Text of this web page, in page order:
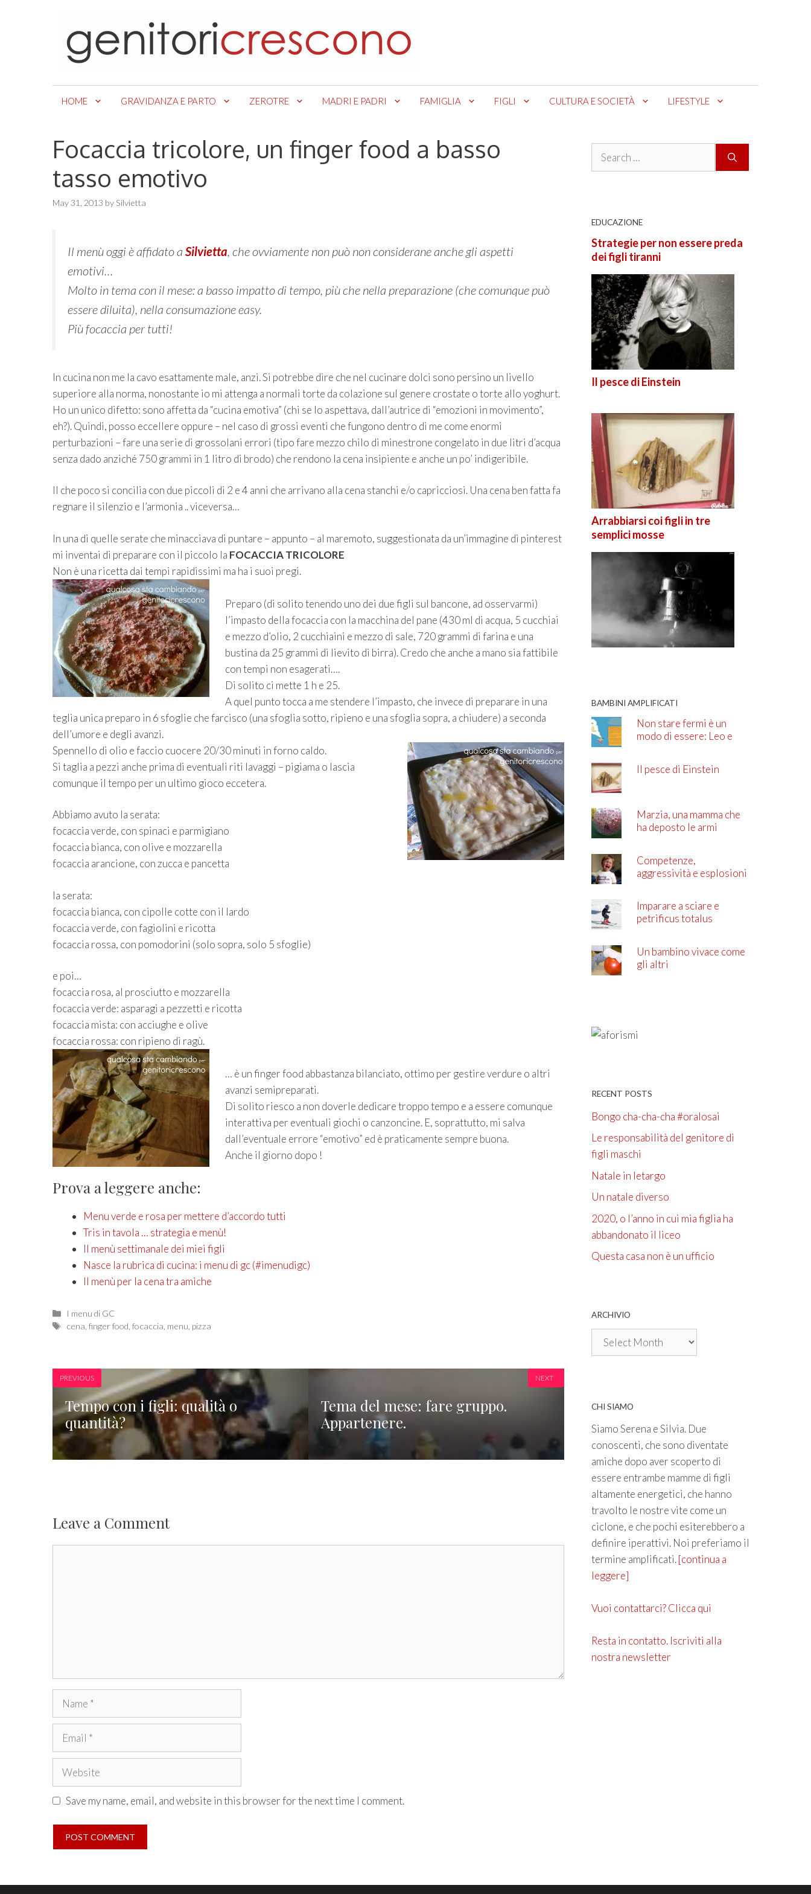
HOME GRAVIDANZA E PARTO ZEROTRE MADRI E PADRI FAMIGLIA FIGLI CULTURA E SOCIETÀ LIFESTYLE
Focaccia tricolore, un finger food a basso
tasso emotivo
May 31, 2013 by Silvietta
Il menù oggi è affidato a Silvietta, che ovviamente non può non considerane anche gli aspetti
emotivi…
Molto in tema con il mese: a basso impatto di tempo, più che nella preparazione (che comunque può
essere diluita), nella consumazione easy.
Più focaccia per tutti!
In cucina non me la cavo esattamente male, anzi. Si potrebbe dire che nel cucinare dolci sono persino un livello
superiore alla norma, nonostante io mi attenga a normali torte da colazione sul genere crostate o torte allo yoghurt.
Ho un unico difetto: sono affetta da “cucina emotiva” (chi se lo aspettava, dall’autrice di “emozioni in movimento”,
eh?). Quindi, posso eccellere oppure – nel caso di grossi eventi che fungono dentro di me come enormi
perturbazioni – fare una serie di grossolani errori (tipo fare mezzo chilo di minestrone congelato in due litri d’acqua
senza dado anziché 750 grammi in 1 litro di brodo) che rendono la cena insipiente e anche un po’ indigeribile.
Il che poco si concilia con due piccoli di 2 e 4 anni che arrivano alla cena stanchi e/o capricciosi. Una cena ben fatta fa
regnare il silenzio e l’armonia .. viceversa…
In una di quelle serate che minacciava di puntare – appunto – al maremoto, suggestionata da un’immagine di pinterest
mi inventai di preparare con il piccolo la FOCACCIA TRICOLORE
Non è una ricetta dai tempi rapidissimi ma ha i suoi pregi.
Preparo (di solito tenendo uno dei due figli sul bancone, ad osservarmi)
l’impasto della focaccia con la macchina del pane (430 ml di acqua, 5 cucchiai
e mezzo d’olio, 2 cucchiaini e mezzo di sale, 720 grammi di farina e una
bustina da 25 grammi di lievito di birra). Credo che anche a mano sia fattibile
con tempi non esagerati….
Di solito ci mette 1 h e 25.
A quel punto tocca a me stendere l’impasto, che invece di preparare in una
teglia unica preparo in 6 sfoglie che farcisco (una sfoglia sotto, ripieno e una sfoglia sopra, a chiudere) a seconda
dell’umore e degli avanzi.
Spennello di olio e faccio cuocere 20/30 minuti in forno caldo.
Si taglia a pezzi anche prima di eventuali riti lavaggi – pigiama o lascia
comunque il tempo per un ultimo gioco eccetera.
Abbiamo avuto la serata:
focaccia verde, con spinaci e parmigiano
focaccia bianca, con olive e mozzarella
focaccia arancione, con zucca e pancetta
la serata:
focaccia bianca, con cipolle cotte con il lardo
focaccia verde, con fagiolini e ricotta
focaccia rossa, con pomodorini (solo sopra, solo 5 sfoglie)
e poi…
focaccia rosa, al prosciutto e mozzarella
focaccia verde: asparagi a pezzetti e ricotta
focaccia mista: con acciughe e olive
focaccia rossa: con ripieno di ragù.
… è un finger food abbastanza bilanciato, ottimo per gestire verdure o altri
avanzi semipreparati.
Di solito riesco a non doverle dedicare troppo tempo e a essere comunque
interattiva per eventuali giochi o canzoncine. E, soprattutto, mi salva
dall’eventuale errore “emotivo” ed è praticamente sempre buona.
Anche il giorno dopo !
Prova a leggere anche:
Menu verde e rosa per mettere d’accordo tutti
Tris in tavola … strategia e menù!
Il menù settimanale dei miei figli
Nasce la rubrica di cucina: i menu di gc (#imenudigc)
Il menù per la cena tra amiche
Categories
I menu di GC
Tags
cena ,finger food ,focaccia menu pizza
PREVIOUS
Tempo con i figli: qualità o
quantità?
Tema del mese: fare gruppo.
Appartenere.
NEXT
Leave a Comment
Name
Email
Website
Save my name, email, and website in this browser for the next time I comment.
Search
EDUCAZIONE
Strategie per non essere preda
dei figli tiranni
Il pesce di Einstein
Arrabbiarsi coi figli in tre
semplici mosse
BAMBINI AMPLIFICATI
Non stare fermi è un
modo di essere: Leo e
Il pesce di Einstein
Marzia, una mamma che
ha deposto le armi
Competenze,
aggressività e esplosioni
Imparare a sciare e
petrificus totalus
Un bambino vivace come
gli altri
RECENT POSTS
Bongo cha-cha-cha #oralosai
Le responsabilità del genitore di
figli maschi
Natale in letargo
Un natale diverso
2020, o l’anno in cui mia figlia ha
abbandonato il liceo
Questa casa non è un ufficio
ARCHIVIO
Archivio
CHI SIAMO
Siamo Serena e Silvia. Due
conoscenti, che sono diventate
amiche dopo aver scoperto di
essere entrambe mamme di figli
altamente energetici, che hanno
travolto le nostre vite come un
ciclone, e che pochi esiterebbero a
definire iperattivi. Noi preferiamo il
termine amplificati.[continua a
leggere]
Vuoi contattarci? Clicca qui
Resta in contatto. Iscriviti alla
nostra newsletter